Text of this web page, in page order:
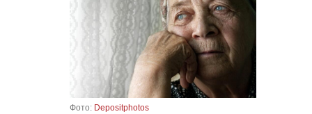
Фото: Depositphotos